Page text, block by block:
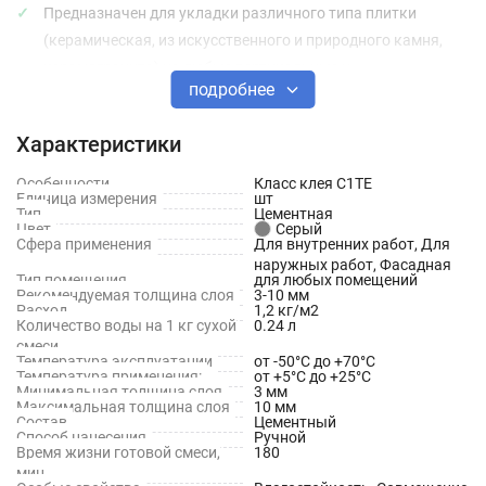
Предназначен для укладки различного типа плитки
(керамическая, из искусственного и природного камня,
керамогранита) на любые вертикальные и
горизонтальные поверхности;
цокольных работ, для облицовки деформирующихся и
недеформирующихся критических оснований;
Используется для монтажа «теплого пола».
Преимущества смеси для плитки:
Экономичный расход клея для плитки при нанесении слоя
3мм – 3,6кг/м2;
Долговечность смеси (высокая прочность и адгезия с
рабочей поверхностью; морозостойкость;
влагостойкость);
Универсальность смеси (широкий диапазон применения –
подробнее
Характеристики
Особенности
Класс клея C1TE
Единица измерения
шт
Тип
Цементная
Цвет
Серый
Сфера применения
Для внутренних работ, Для
наружных работ, Фасадная
Тип помещения
для любых помещений
Рекомендуемая толщина слоя
3-10 мм
Расход
1,2 кг/м2
Количество воды на 1 кг сухой
смеси
0.24 л
Температура эксплуатации
от -50°С до +70°С
Температура применения:
от +5°С до +25°С
Минимальная толщина слоя
3 мм
Максимальная толщина слоя
10 мм
Состав
Цементный
Способ нанесения
Ручной
Время жизни готовой смеси,
мин
180